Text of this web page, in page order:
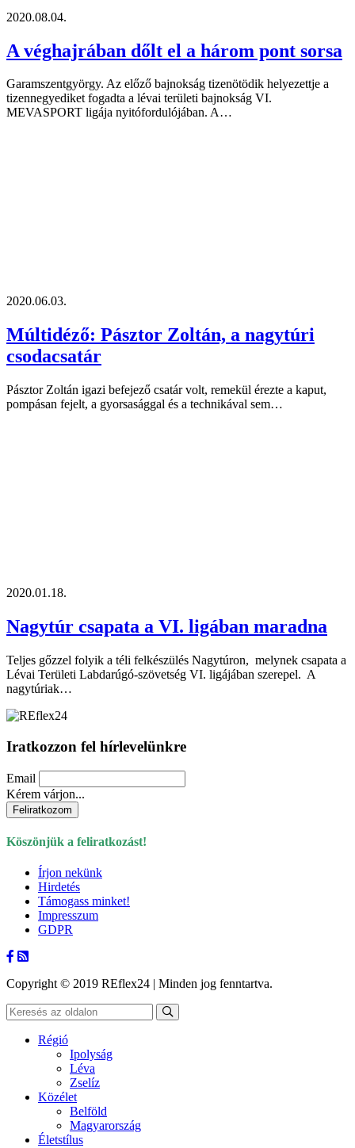
2020.08.04.
A véghajrában dőlt el a három pont sorsa
Garamszentgyörgy. Az előző bajnokság tizenötödik helyezettje a
tizennegyediket fogadta a lévai területi bajnokság VI.
MEVASPORT ligája nyitófordulójában. A…
2020.06.03.
Múltidéző: Pásztor Zoltán, a nagytúri
csodacsatár
Pásztor Zoltán igazi befejező csatár volt, remekül érezte a kaput,
pompásan fejelt, a gyorsasággal és a technikával sem…
2020.01.18.
Nagytúr csapata a VI. ligában maradna
Teljes gőzzel folyik a téli felkészülés Nagytúron, melynek csapata a
Lévai Területi Labdarúgó-szövetség VI. ligájában szerepel. A
nagytúriak…
Iratkozzon fel hírlevelünkre
Email
Kérem várjon...
Köszönjük a feliratkozást!
Írjon nekünk
Hirdetés
Támogass minket!
Impresszum
GDPR
Copyright © 2019 REflex24 | Minden jog fenntartva.
Régió
Ipolyság
Léva
Zselíz
Közélet
Belföld
Magyarország
Életstílus